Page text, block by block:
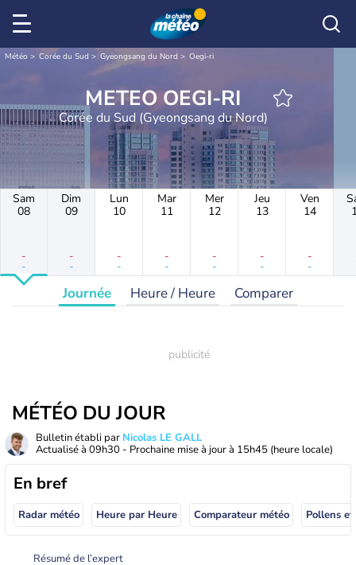
Météo Corée du Sud Gyeongsang du Nord Oegi-ri
METEO OEGI-RI
Corée du Sud (Gyeongsang du Nord)
Sam
08
-
-
Dim
09
-
-
Lun
10
-
-
Mar
11
-
-
Mer
12
-
-
Jeu
13
-
-
Ven
14
-
-
Journée Heure / Heure Comparer
MÉTÉO DU JOUR
Bulletin établi par Nicolas LE GALL
Actualisé à 09h30 - Prochaine mise à jour à 15h45 (heure locale)
En bref
Radar météo Heure par Heure Comparateur météo Pollens
Résumé de l’expert